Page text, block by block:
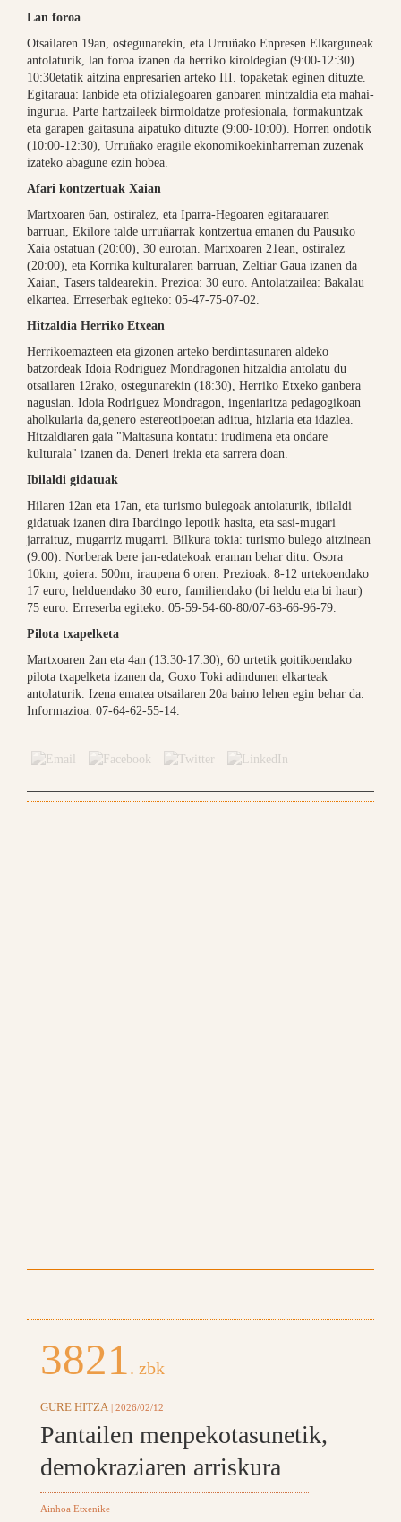
Lan foroa
Otsailaren 19an, ostegunarekin, eta Urruñako Enpresen Elkarguneak
antolaturik, lan foroa izanen da herriko kiroldegian (9:00-12:30).
10:30etatik aitzina enpresarien arteko III. topaketak eginen dituzte.
Egitaraua: lanbide eta ofizialegoaren ganbaren mintzaldia eta mahai-
ingurua. Parte hartzaileek birmoldatze profesionala, formakuntzak
eta garapen gaitasuna aipatuko dituzte (9:00-10:00). Horren ondotik
(10:00-12:30), Urruñako eragile ekonomikoekinharreman zuzenak
izateko abagune ezin hobea.
Afari kontzertuak Xaian
Martxoaren 6an, ostiralez, eta Iparra-Hegoaren egitarauaren
barruan, Ekilore talde urruñarrak kontzertua emanen du Pausuko
Xaia ostatuan (20:00), 30 eurotan. Martxoaren 21ean, ostiralez
(20:00), eta Korrika kulturalaren barruan, Zeltiar Gaua izanen da
Xaian, Tasers taldearekin. Prezioa: 30 euro. Antolatzailea: Bakalau
elkartea. Erreserbak egiteko: 05-47-75-07-02.
Hitzaldia Herriko Etxean
Herrikoemazteen eta gizonen arteko berdintasunaren aldeko
batzordeak Idoia Rodriguez Mondragonen hitzaldia antolatu du
otsailaren 12rako, ostegunarekin (18:30), Herriko Etxeko ganbera
nagusian. Idoia Rodriguez Mondragon, ingeniaritza pedagogikoan
aholkularia da,genero estereotipoetan aditua, hizlaria eta idazlea.
Hitzaldiaren gaia "Maitasuna kontatu: irudimena eta ondare
kulturala" izanen da. Deneri irekia eta sarrera doan.
Ibilaldi gidatuak
Hilaren 12an eta 17an, eta turismo bulegoak antolaturik, ibilaldi
gidatuak izanen dira Ibardingo lepotik hasita, eta sasi-mugari
jarraituz, mugarriz mugarri. Bilkura tokia: turismo bulego aitzinean
(9:00). Norberak bere jan-edatekoak eraman behar ditu. Osora
10km, goiera: 500m, iraupena 6 oren. Prezioak: 8-12 urtekoendako
17 euro, helduendako 30 euro, familiendako (bi heldu eta bi haur)
75 euro. Erreserba egiteko: 05-59-54-60-80/07-63-66-96-79.
Pilota txapelketa
Martxoaren 2an eta 4an (13:30-17:30), 60 urtetik goitikoendako
pilota txapelketa izanen da, Goxo Toki adindunen elkarteak
antolaturik. Izena ematea otsailaren 20a baino lehen egin behar da.
Informazioa: 07-64-62-55-14.
3821. zbk
GURE HITZA | 2026/02/12
Pantailen menpekotasunetik,
demokraziaren arriskura
Ainhoa Etxenike